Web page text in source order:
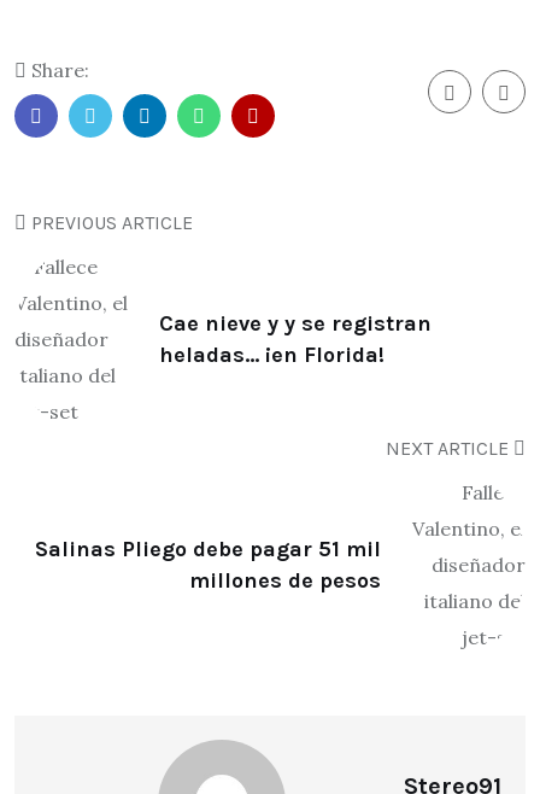
Share:
PREVIOUS ARTICLE
Cae nieve y y se registran
heladas… ¡en Florida!
NEXT ARTICLE
Salinas Pliego debe pagar 51 mil
millones de pesos
Stereo91